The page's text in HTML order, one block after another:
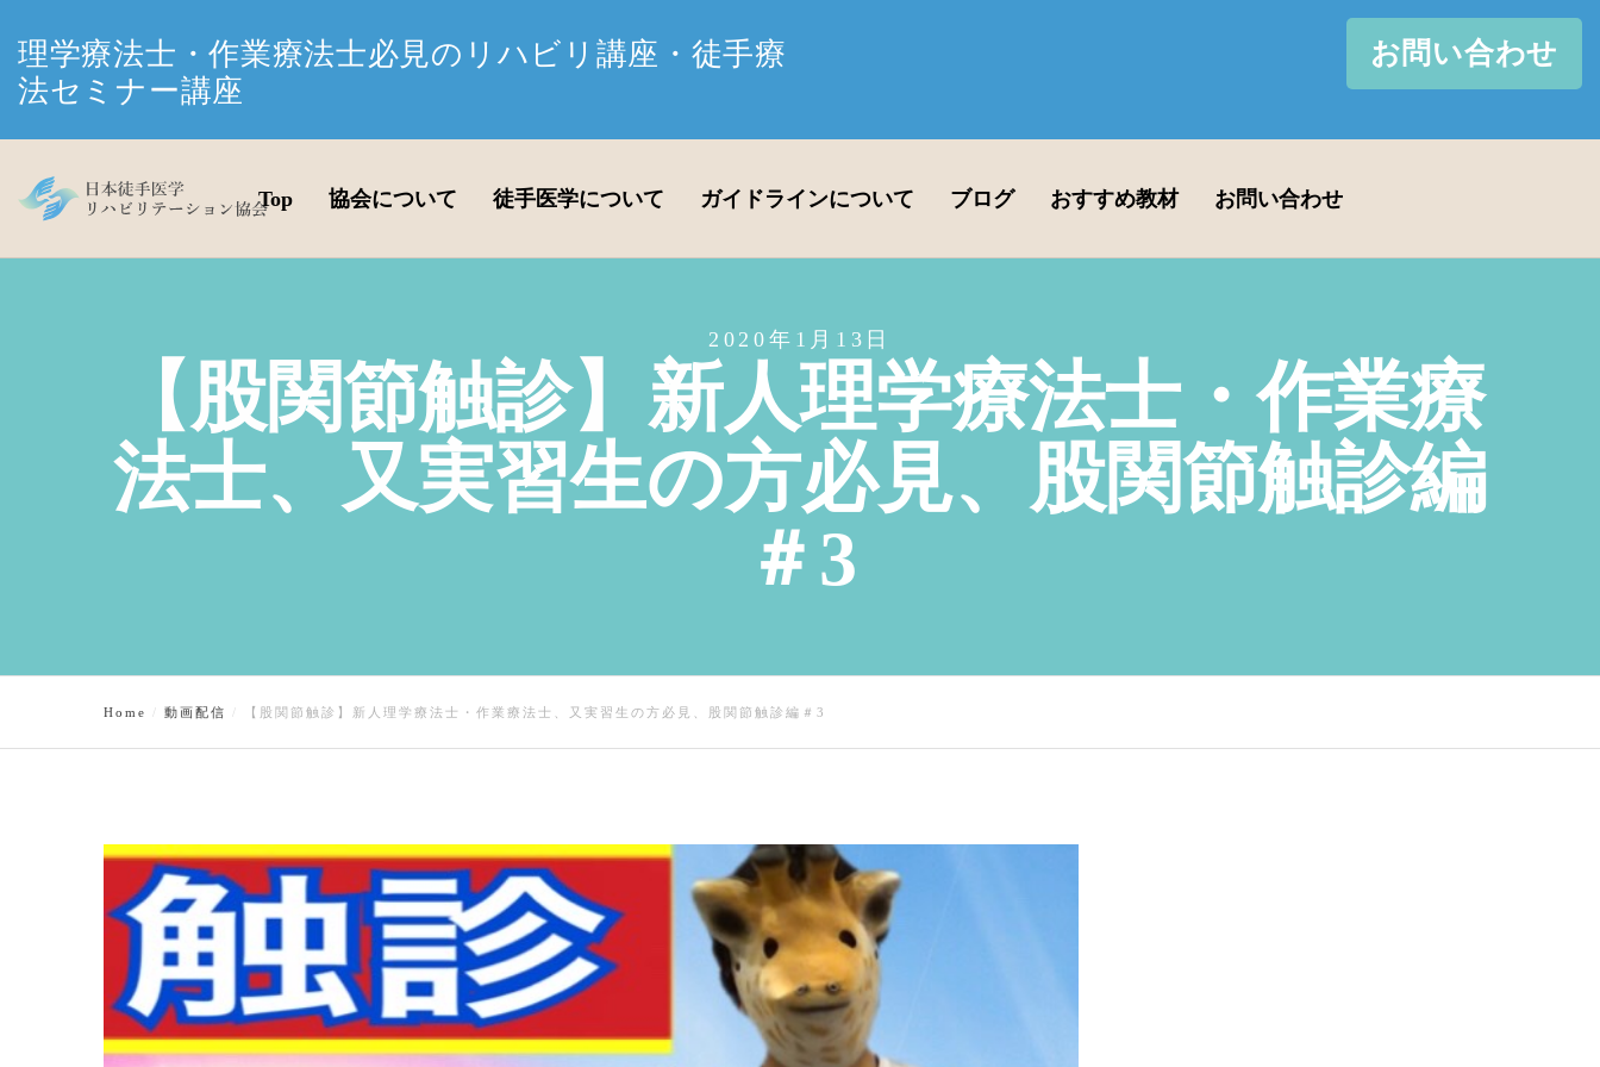
理学療法士・作業療法士必見のリハビリ講座・徒手療
法セミナー講座
お問い合わせ
Top 協会について 徒手医学について ガイドラインについて ブログ おすすめ教材 お問い合わせ
2020年1月13日
【股関節触診】新人理学療法士・作業療
法士、又実習生の方必見、股関節触診編
＃3
Home 動画配信 【股関節触診】新人理学療法士・作業療法士、又実習生の方必見、股関節触診編＃3